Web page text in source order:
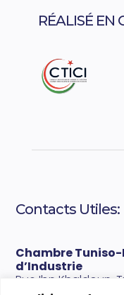
RÉALISÉ EN
Contacts Utiles:
Chambre
d’Industrie
Rue Ibn Khaldoun,